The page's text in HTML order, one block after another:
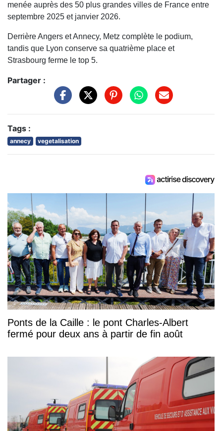
menée auprès des 50 plus grandes villes de France entre
septembre 2025 et janvier 2026.
Derrière Angers et Annecy, Metz complète le podium,
tandis que Lyon conserve sa quatrième place et
Strasbourg ferme le top 5.
Partager :
Tags :
annecy vegetalisation
Ponts de la Caille : le pont Charles-Albert
fermé pour deux ans à partir de fin août